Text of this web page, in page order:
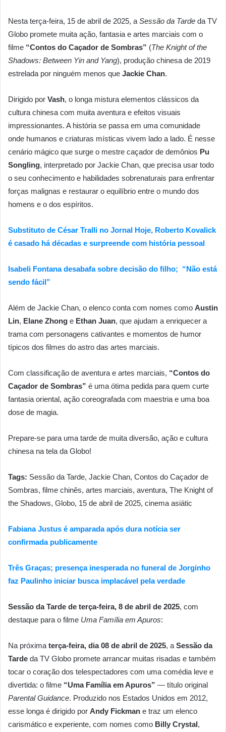
Nesta terça-feira, 15 de abril de 2025, a Sessão da Tarde da TV
Globo promete muita ação, fantasia e artes marciais com o
filme “Contos do Caçador de Sombras” (The Knight of the
Shadows: Between Yin and Yang), produção chinesa de 2019
estrelada por ninguém menos que Jackie Chan.
Dirigido por Vash, o longa mistura elementos clássicos da
cultura chinesa com muita aventura e efeitos visuais
impressionantes. A história se passa em uma comunidade
onde humanos e criaturas místicas vivem lado a lado. É nesse
cenário mágico que surge o mestre caçador de demônios Pu
Songling, interpretado por Jackie Chan, que precisa usar todo
o seu conhecimento e habilidades sobrenaturais para enfrentar
forças malignas e restaurar o equilíbrio entre o mundo dos
homens e o dos espíritos.
Substituto de César Tralli no Jornal Hoje, Roberto Kovalick
é casado há décadas e surpreende com história pessoal
Isabeli Fontana desabafa sobre decisão do filho; “Não está
sendo fácil”
Além de Jackie Chan, o elenco conta com nomes como Austin
Lin, Elane Zhong e Ethan Juan, que ajudam a enriquecer a
trama com personagens cativantes e momentos de humor
típicos dos filmes do astro das artes marciais.
Com classificação de aventura e artes marciais, “Contos do
Caçador de Sombras” é uma ótima pedida para quem curte
fantasia oriental, ação coreografada com maestria e uma boa
dose de magia.
Prepare-se para uma tarde de muita diversão, ação e cultura
chinesa na tela da Globo!
Tags: Sessão da Tarde, Jackie Chan, Contos do Caçador de
Sombras, filme chinês, artes marciais, aventura, The Knight of
the Shadows, Globo, 15 de abril de 2025, cinema asiátic
Fabiana Justus é amparada após dura notícia ser
confirmada publicamente
Três Graças; presença inesperada no funeral de Jorginho
faz Paulinho iniciar busca implacável pela verdade
Sessão da Tarde de terça-feira, 8 de abril de 2025, com
destaque para o filme Uma Família em Apuros:
Na próxima terça-feira, dia 08 de abril de 2025, a Sessão da
Tarde da TV Globo promete arrancar muitas risadas e também
tocar o coração dos telespectadores com uma comédia leve e
divertida: o filme “Uma Família em Apuros” — título original
Parental Guidance. Produzido nos Estados Unidos em 2012,
esse longa é dirigido por Andy Fickman e traz um elenco
carismático e experiente, com nomes como Billy Crystal,